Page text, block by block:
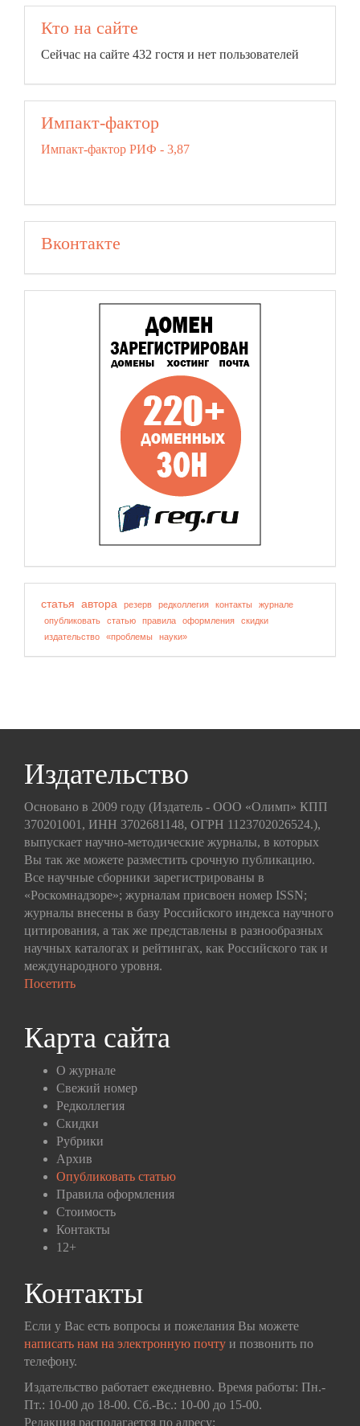
Кто на сайте
Сейчас на сайте 432 гостя и нет пользователей
Импакт-фактор
Импакт-фактор РИФ - 3,87
Вконтакте
статья автора резерв редколлегия контакты
журнале
опубликовать
статью правила оформления
скидки
издательство
«проблемы науки»
Издательство
Основано в 2009 году (Издатель - ООО «Олимп» КПП
370201001, ИНН 3702681148, ОГРН 1123702026524.),
выпускает научно-методические журналы, в которых
Вы так же можете разместить срочную публикацию.
Все научные сборники зарегистрированы в
«Роскомнадзоре»; журналам присвоен номер ISSN;
журналы внесены в базу Российского индекса научного
цитирования, а так же представлены в разнообразных
научных каталогах и рейтингах, как Российского так и
международного уровня.
Посетить
Карта сайта
О журнале
Свежий номер
Редколлегия
Скидки
Рубрики
Архив
Опубликовать статью
Правила оформления
Стоимость
Контакты
12+
Контакты
Если у Вас есть вопросы и пожелания Вы можете
написать нам на электронную почту и позвонить по
телефону.
Издательство работает ежедневно. Время работы: Пн.-
Пт.: 10-00 до 18-00. Сб.-Вс.: 10-00 до 15-00.
Редакция располагается по адресу: